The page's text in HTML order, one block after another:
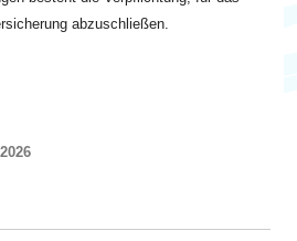
abzuschließen.
8-fach“